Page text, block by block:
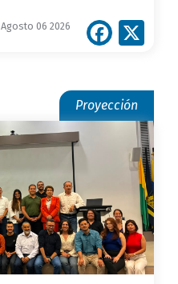
Agosto 06 2026
Proyección